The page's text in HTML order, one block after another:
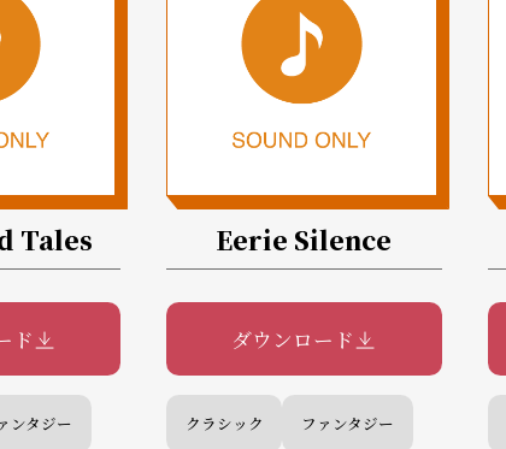
Tales
ド
ンタジー
Eerie Silence
ダウンロード
クラシック ファンタジー